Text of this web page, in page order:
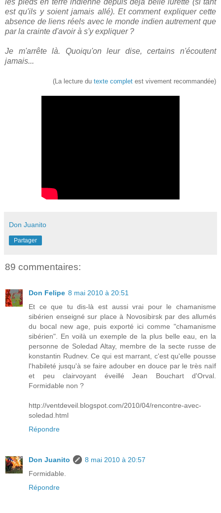
les pieds en terre indienne depuis déjà belle lurette (si tant
est qu'ils y soient jamais allé). Et comment expliquer cette
absence de liens réels avec le monde indien autrement que
par la crainte d'avoir à s'y expliquer ?
Je m'arrête là. Quoiqu'on leur dise, certains n'écoutent
jamais...
(La lecture du texte complet est vivement recommandée)
Don Juanito
Partager
89 commentaires:
Don Felipe 8 mai 2010 à 20:51
Et ce que tu dis-là est aussi vrai pour le chamanisme
sibérien enseigné sur place à Novosibirsk par des allumés
du bocal new age, puis exporté ici comme "chamanisme
sibérien". En voilà un exemple de la plus belle eau, en la
personne de Soledad Altay, membre de la secte russe de
konstantin Rudnev. Ce qui est marrant, c'est qu'elle pousse
l'habileté jusqu'à se faire adouber en douce par le très naïf
et peu clairvoyant éveillé Jean Bouchart d'Orval.
Formidable non ?
http://ventdeveil.blogspot.com/2010/04/rencontre-avec-
soledad.html
Répondre
Don Juanito
8 mai 2010 à 20:57
Formidable.
Répondre